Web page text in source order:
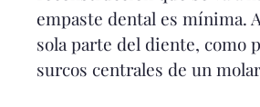
empaste dental es mínima.
sola parte del diente, como
surcos centrales de un